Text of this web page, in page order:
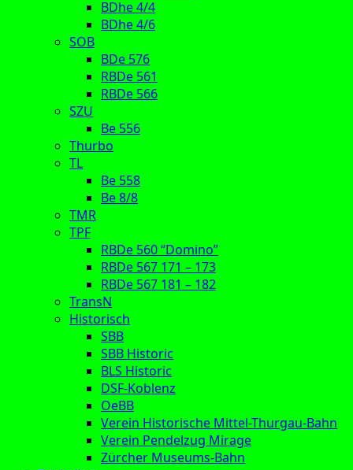
BDhe 4/4
BDhe 4/6
SOB
BDe 576
RBDe 561
RBDe 566
SZU
Be 556
Thurbo
TL
Be 558
Be 8/8
TMR
TPF
RBDe 560 “Domino”
RBDe 567 171 – 173
RBDe 567 181 – 182
TransN
Historisch
SBB
SBB Historic
BLS Historic
DSF-Koblenz
OeBB
Verein Historische Mittel-Thurgau-Bahn
Verein Pendelzug Mirage
Zürcher Museums-Bahn